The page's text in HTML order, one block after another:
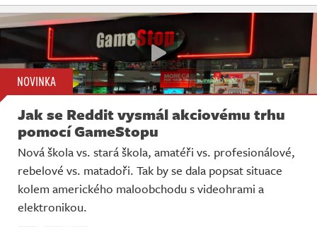
NOVINKA
Jak se Reddit vysmál akciovému trhu
pomocí GameStopu
Nová škola vs. stará škola, amatéři vs. profesionálové,
rebelové vs. matadoři. Tak by se dala popsat situace
kolem amerického maloobchodu s videohrami a
elektronikou.